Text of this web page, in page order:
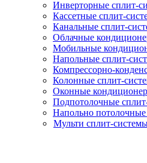
Инверторные сплит-
Кассетные сплит-
Канальные сплит-
Облачные
Мобильные
Напольные сплит-
Компрессорно-
Колонные сплит-
Оконные
Подпотолочные
Напольно
Мульти сплит-